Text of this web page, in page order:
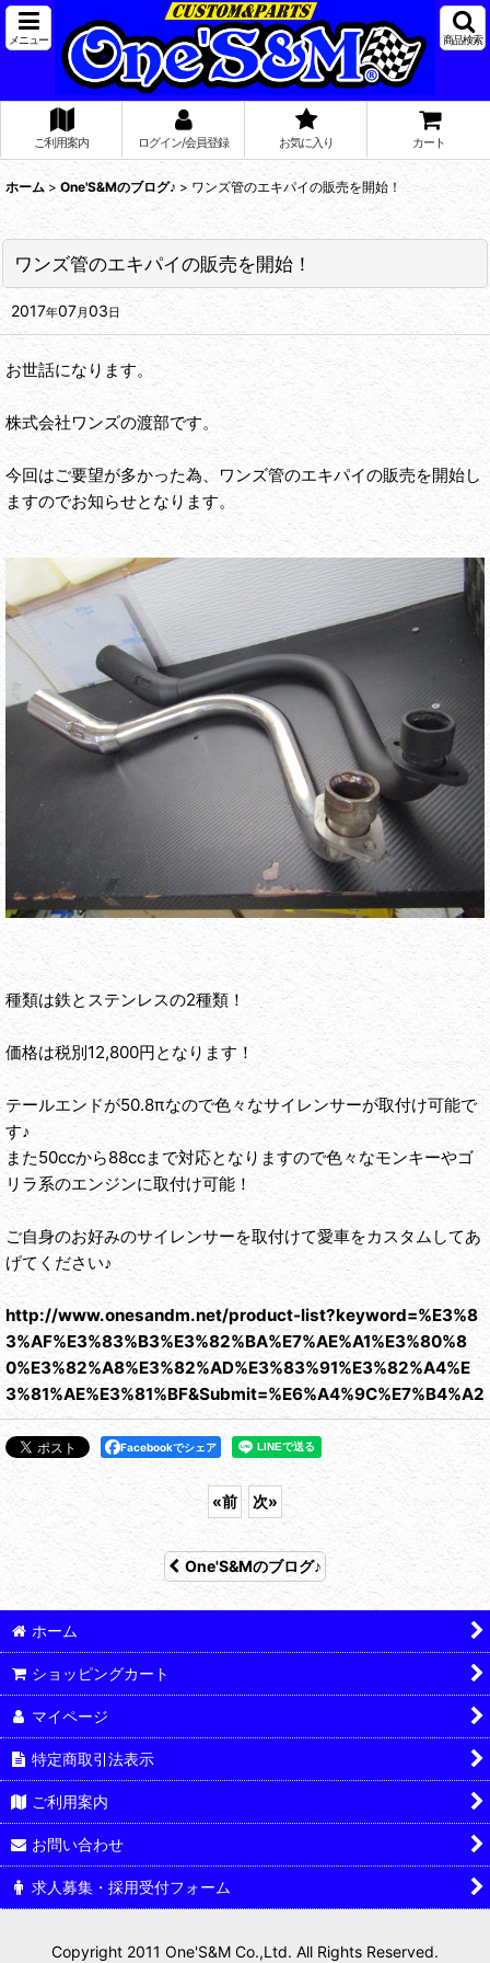
メニュー 商品検索
ご利用案内 ログイン/会員登録 お気に入り カート
ホーム > One'S&Mのブログ♪ > ワンズ管のエキパイの販売を開始！
ワンズ管のエキパイの販売を開始！
2017年07月03日
お世話になります。
株式会社ワンズの渡部です。
今回はご要望が多かった為、ワンズ管のエキパイの販売を開始し
ますのでお知らせとなります。
種類は鉄とステンレスの2種類！
価格は税別12,800円となります！
テールエンドが50.8πなので色々なサイレンサーが取付け可能で
す♪
また50ccから88ccまで対応となりますので色々なモンキーやゴ
リラ系のエンジンに取付け可能！
ご自身のお好みのサイレンサーを取付けて愛車をカスタムしてあ
げてください♪
http://www.onesandm.net/product-list?keyword=%E3%8
3%AF%E3%83%B3%E3%82%BA%E7%AE%A1%E3%80%8
0%E3%82%A8%E3%82%AD%E3%83%91%E3%82%A4%E
3%81%AE%E3%81%BF&Submit=%E6%A4%9C%E7%B4%A2
Facebookでシェア
«前 次»
One'S&Mのブログ♪
ホーム
ショッピングカート
マイページ
特定商取引法表示
ご利用案内
お問い合わせ
求人募集・採用受付フォーム
Copyright 2011 One'S&M Co.,Ltd. All Rights Reserved.